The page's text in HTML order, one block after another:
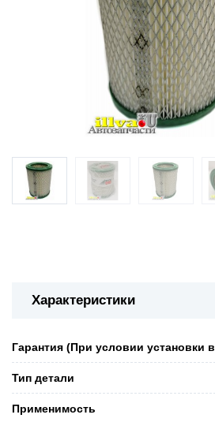
Характеристики
Гарантия (При условии установки
Тип детали
Применимость